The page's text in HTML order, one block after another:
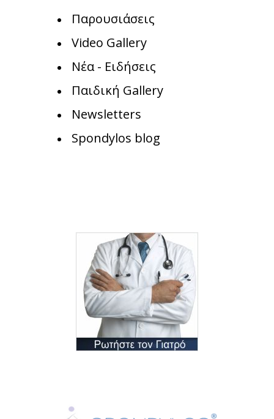
Παρουσιάσεις
Video Gallery
Νέα - Ειδήσεις
Παιδική Gallery
Newsletters
Spondylos blog